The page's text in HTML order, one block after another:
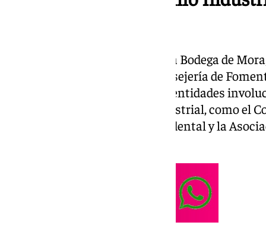
Estas jornadas, celebradas en la Bodega de
de Osborne y el apoyo de la Consejería de
Vivienda y reúnen a expertos y entidades
promoción del patrimonio industrial, como el
Industriales de Andalucía Occidental y la